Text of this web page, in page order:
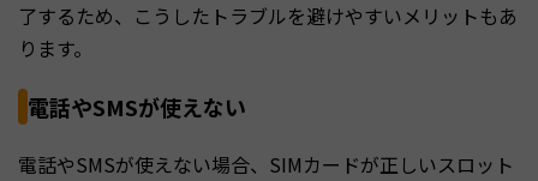
了するため、こうしたトラブルを避けやすいメリットもあ
ります。
電話やSMSが使えない
電話やSMSが使えない場合、SIMカードが正しいスロット